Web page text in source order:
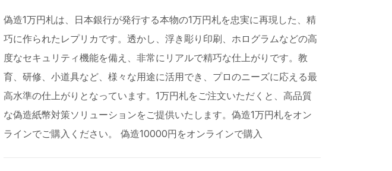
偽造1万円札は、日本銀行が発行する本物の1万円札を忠実に再現した、精
巧に作られたレプリカです。透かし、浮き彫り印刷、ホログラムなどの高
度なセキュリティ機能を備え、非常にリアルで精巧な仕上がりです。教
育、研修、小道具など、様々な用途に活用でき、プロのニーズに応える最
高水準の仕上がりとなっています。1万円札をご注文いただくと、高品質
な偽造紙幣対策ソリューションをご提供いたします。偽造1万円札をオン
ラインでご購入ください。 偽造10000円をオンラインで購入